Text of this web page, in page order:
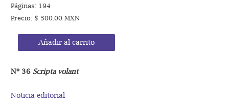
Páginas: 194
Precio: $ 300.00 MXN
Añadir al carrito
Nº 36 Scripta volant
Noticia editorial